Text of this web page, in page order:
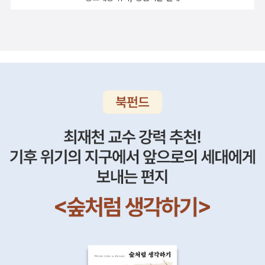
지만, 그 과정과 전개과정이 매우 아쉬울 뿐이다.
적 전투를 신화적으로 풀어낸 작품이다. 신녀가 말한 것처럼 고구려
의 신은 없고, 주몽의 활은 당대의 영웅 당태종 이세민조차 움직일 수
란 점을 충분히 알 수 있다. 영화는 전쟁의 끝과 시작이 문제가 아니
라, 왜 양만춘이 그 활을 날릴 수 있었는지를 생각해야 한다. 태학도
수장 사물은 당나라와 전투과정에서 많은 고구려 용사들이 적의 칼에
않은 양만춘을 암살하라는 명을 받는다. 영화에서 그는 주체적인 존
로 변한 것이다. 그를 그렇게 변하게 만든 것은 무엇인가? 양만춘은
988, 스튜디오 지브리), <모노노케 히메>(もののけ姬, 1997, 스튜
디오 지브리), <센과 치히로의 행방불명>(千と千尋の神隠し, 20
01, 스튜디오 지브리) 등이 있다. <이웃집 토토로>는 나무에 사는 정
령을 소재로 한 작품이고, <모노노케 히메>는 재앙의 신과 신의 숲이
등장하는 점, <센과 치히로의 행방불명>에서 일본의 다양한 신과 요
괴들이 등장한다. 생명이 없는 존재에 대해 영적인 존재를 불어넣는
애니미즘(Animism)적 요소에 일본의 전통문화를 반영한 것이다. 일
본 신화와 전설 등에서 찾아볼 수 있는 존재를 작품 내 등장인물로 내
과 전 세계의 나라에서 흥행하여 작품성과 재미를 인정받았다. 신화
야생으로부터 안전을 지킬 수 있으며, 인간들 무리 속에서 안정을 찾
한 과학적인 생활양식이 된 것이다. 신화라는 것은 신의 이야기라고
싶어도 할 수 없는 것이나, 혹은 누군가의 이야기를 보고 그것에 대한
욕망으로 통해 나올 수 있다. 때에 따라서는 억압과 통제, 왜곡에 의해
서도 신화라는 이야기는 진행되는 것이다. 하지만 신화는 하나의 과
학성보단 공시적으로 비과학적인 요소가 숨어 있다. 단군신화가 한국
의 건국신화라고 하나, 그 이면에는 역사적 과학적 증거가 있을 터이
다. 이번에 내가 적은 글에 대해 이미 누군가 연구했거나 학설로 인정
가 제시하기보단 스스로 사고하여 적는 것도 역시 좋은 학문적 업적
맹세하노니잘 받아 빛내오리다 맹세하노리개천절을 맞아 읽으면 좋
주로 쓴 강숙인 작가의 고학년에 좋을 장편동화다. 고조선의 역사를
사 교육,동화로나마 아이들이 접할 수 있으니 다행이다. 단군에 이어
져 온 배달민족의 역사를 언제나 다 되살려낼꼬?6학년은 사회과 탐
구에 다루고 있으니 이 책을 필독도서로 삼아도 좋겠다.그림책이지만
아이들보다는 어른들의 가슴에 더 묵직한 울림을 줄거라 생각되어 어
른들을 위한 책으로 추천한다. 부모가 먼저 감동 받고 아이들에게 보
여주면 좋을 책이다. 두껍고 무거워 조심조심 봐야 한다. 백두산이 생
있다. 류재수의 그림이 압도하는 카리스마도 느껴보시길... 이런 책 하